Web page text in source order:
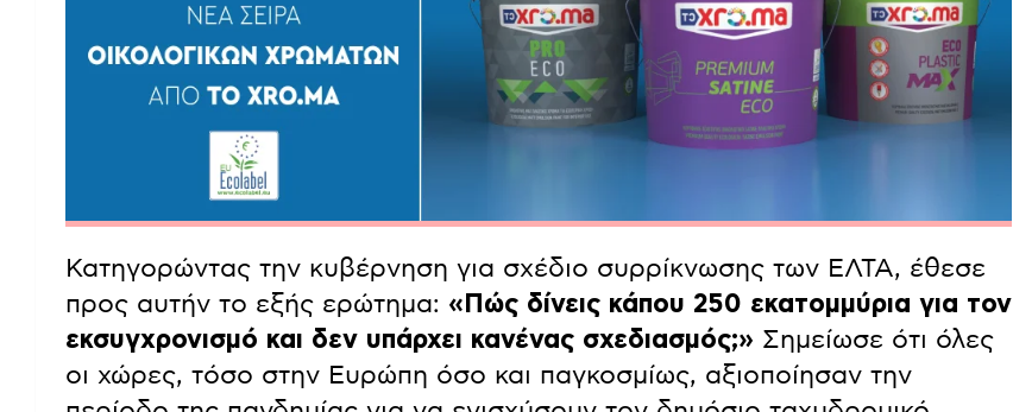
Κατηγορώντας την κυβέρνηση για σχέδιο συρρίκνωσης των ΕΛΤΑ, έθεσε
προς αυτήν το εξής ερώτημα: «Πώς δίνεις κάπου 250 εκατομμύρια για τον
εκσυγχρονισμό και δεν υπάρχει κανένας σχεδιασμός;» Σημείωσε ότι όλες
οι χώρες, τόσο στην Ευρώπη όσο και παγκοσμίως, αξιοποίησαν την